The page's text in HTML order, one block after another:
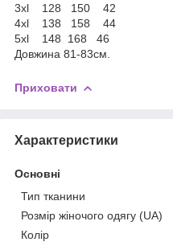
3хl 128 150 42
4хl 138 158 44
5хl 148 168 46
Довжина 81-83см.
Приховати
Характеристики
Основні
Тип тканини
Розмір жіночого одягу (UA)
Колір